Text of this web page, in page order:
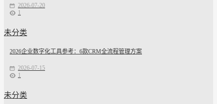
2026-07-20
1
未分类
2026企业数字化工具参考：6款CRM全流程管理方案
2026-07-15
1
未分类